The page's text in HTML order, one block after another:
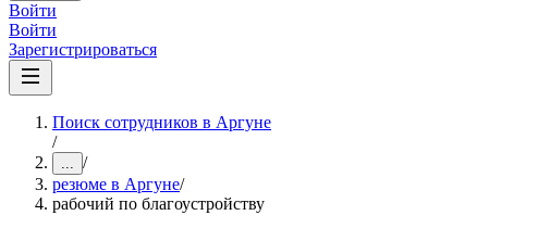
Войти
Войти
Зарегистрироваться
Поиск сотрудников в Аргуне
/
... /
резюме в Аргуне/
рабочий по благоустройству